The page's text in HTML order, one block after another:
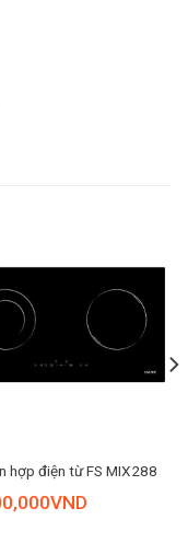
gian căn bếp của
kế 2 vùng nấu tổng
2000W đem đến
tiết kiệm thời gian
suất vùng nấu được
ngắn, giúp đẩy
hợp điện từ FS MIX288
VND